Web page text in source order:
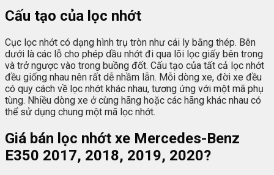
Cấu tạo của lọc nhớt
Cục lọc nhớt có dạng hình trụ tròn như cái ly bằng thép. Bên
dưới là các lỗ cho phép dầu nhớt đi qua lõi lọc giấy bên trong
và trở ngược vào trong buồng đốt. Cấu tạo của tất cả lọc nhớt
đều giống nhau nên rất dễ nhầm lẫn. Mỗi dòng xe, đời xe đều
có quy cách về lọc nhớt khác nhau, tương ứng với một mã phụ
tùng. Nhiều dòng xe ở cùng hãng hoặc các hãng khác nhau có
thể sử dụng chung một mã lọc nhớt.
Giá bán lọc nhớt xe Mercedes-Benz
E350 2017, 2018, 2019, 2020?